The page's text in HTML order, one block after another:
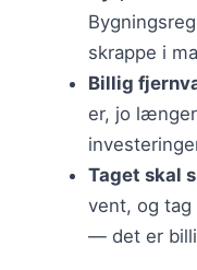
skrappe i
Billig
er, jo
Taget skal
vent, og tag
— det er